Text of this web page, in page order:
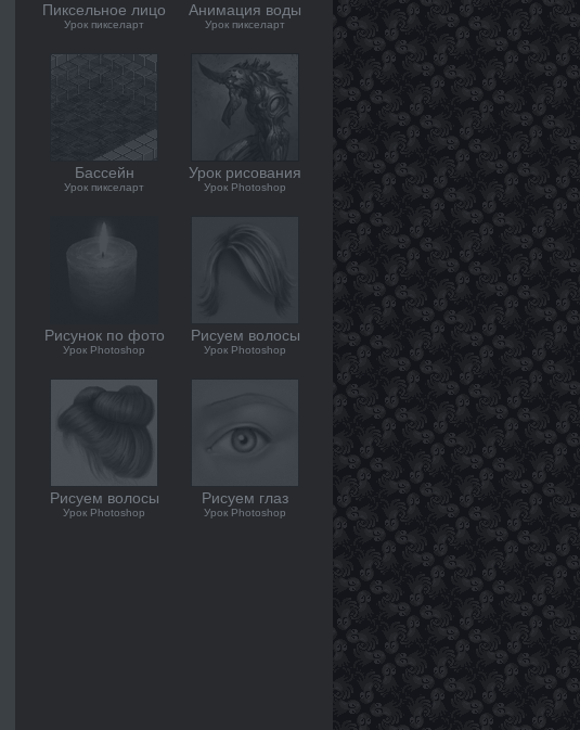
Пиксельное лицо
Урок пикселарт
Анимация воды
Урок пикселарт
Бассейн
Урок пикселарт
Урок рисования
Урок Photoshop
Рисунок по фото
Урок Photoshop
Рисуем волосы
Урок Photoshop
Рисуем волосы
Урок Photoshop
Рисуем глаз
Урок Photoshop